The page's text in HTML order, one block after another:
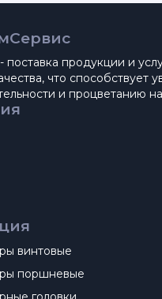
поставка продукции и
что способствует
и процветанию
винтовые
поршневые